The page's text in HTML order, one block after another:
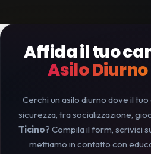
Affida il tuo
Asilo
Cerchi un asilo diurno dove il
sicurezza, tra socializzazione,
Ticino? Compila il form, scrivici
mettiamo in contatto con